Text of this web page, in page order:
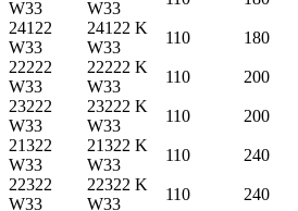
W33 W33
24122
W33
24122 K
W33
110 180
22222
W33
22222 K
W33
110 200
23222
W33
23222 K
W33
110 200
21322
W33
21322 K
W33
110 240
22322
W33
22322 K
W33
110 240